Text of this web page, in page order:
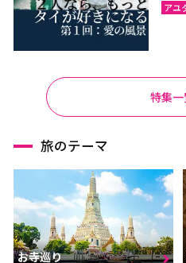
アユ
特集
旅のテーマ
お寺巡り